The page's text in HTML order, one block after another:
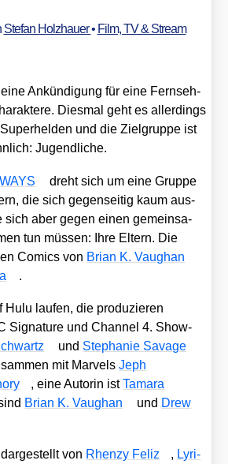
Stefan Holzhauer• Film, TV & Stream
Ankün­di­gung für eine Fern­seh­
Dies­mal geht es aller­dings
und die Ziel­grup­pe ist
Jugend­li­che.
dreht sich um eine Grup­pe
die sich gegen­sei­tig kaum aus­
sich aber gegen einen gemein­sa­
tun müs­sen: Ihre Eltern. Die
Comics von Bri­an K. Vaug­han
.
Hulu lau­fen, die pro­du­zie­ren
Signa­tu­re und Chan­nel 4. Show­
und Ste­pha­nie Sava­ge
mit Mar­velsJeph
, eine Autorin istTama­ra
Bri­an K. Vaug­han und Drew
von Rhen­zy Feliz , Lyri­